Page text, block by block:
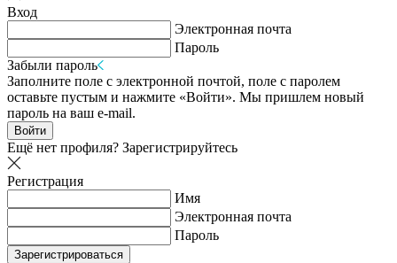
Вход
Электронная почта
Пароль
Забыли пароль
Заполните поле с электронной почтой, поле с паролем
оставьте пустым и нажмите «Войти». Мы пришлем новый
пароль на ваш e-mail.
Войти
Ещё нет профиля? Зарегистрируйтесь
Регистрация
Имя
Электронная почта
Пароль
Зарегистрироваться